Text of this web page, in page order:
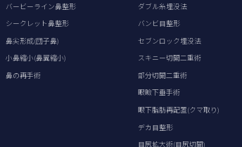
バービーライン鼻整形
シークレット鼻整形
鼻尖形成(団子鼻)
小鼻縮小(鼻翼縮小)
鼻の再手術
ダブル糸埋没法
バンビ目整形
セブンロック埋没法
スキニー切開二重術
部分切開二重術
眼瞼下垂手術
眼下脂肪再配置(クマ取り)
デカ目整形
目尻拡大術(目尻切開)